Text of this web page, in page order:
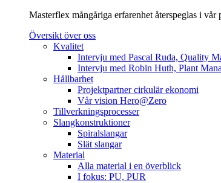
Masterflex mångåriga erfarenhet återspeglas i
Översikt över oss
Kvalitet
Intervju med Pascal Ruda, Quality
Intervju med Robin Huth, Plant
Hållbarhet
Projektpartner cirkulär ekonomi
Vår vision Hero@Zero
Tillverkningsprocesser
Slangkonstruktioner
Spiralslangar
Slät slangar
Material
Alla material i en överblick
I fokus: PU, PUR